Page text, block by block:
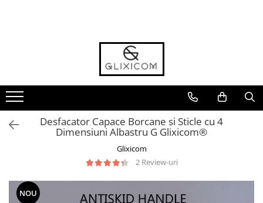
Casa Gradina & Bricolaj
Ustensile Bucatarie
Accesorii & Organizare Bucatarie
Accesorii & Organizare Baie
Organizare si Depozitare Casa
Folii Si Accesorii pentru Ferestre si
Geamuri
Desfacator Capace Borcane si Sticle cu 4
Dimensiuni Albastru G Glixicom®
Glixicom
2 Review-uri
NOU